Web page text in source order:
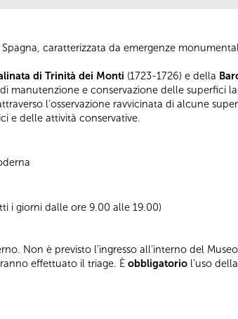
caratterizzata da emergenze
di Trinità dei Monti (1723-1726) e della
manutenzione e conservazione delle superfici
l’osservazione ravvicinata di alcune
e delle attività conservative.
i giorni dalle ore 9.00 alle 19.00)
Non è previsto l’ingresso all’interno del
effettuato il triage. È obbligatorio l’uso